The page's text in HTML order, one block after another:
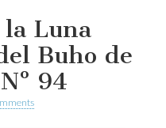
Luna
Buho de
94